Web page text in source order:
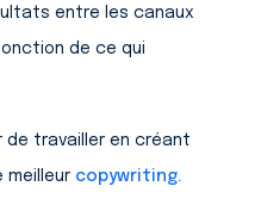
entre les canaux
de ce qui
de travailler en créant
meilleur copywriting.